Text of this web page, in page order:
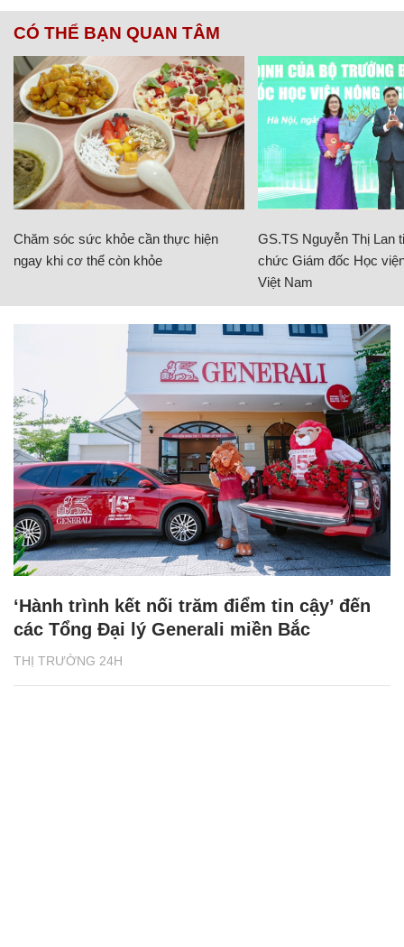
CÓ THỂ BẠN QUAN TÂM
Chăm sóc sức khỏe cần thực hiện
ngay khi cơ thể còn khỏe
GS.TS Nguyễn Thị Lan
chức Giám đốc Học
Việt Nam
THỊ TRƯỜNG 24H
‘Hành trình kết nối trăm điểm tin cậy’ đến
các Tổng Đại lý Generali miền Bắc